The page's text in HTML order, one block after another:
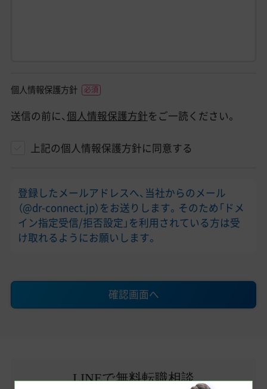
個人情報保護方針
送信の前に、個人情報保護方針をご一読ください。
上記の個人情報保護方針に同意する
登録したメールアドレスへ、当社からのメール
（@dr-connect.jp）をお送りします。そのため「ドメ
イン指定受信/拒否設定」を利用されている方は受
け取れるようにお願いします。
確認画面へ
LINEで無料転職相談